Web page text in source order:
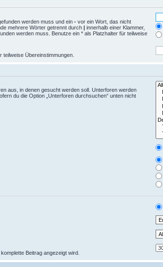
werden muss und ein - vor ein Wort, das nicht
mehrere Wörter getrennt durch | innerhalb einer Klammer,
werden muss. Benutze ein * als Platzhalter für teilweise
teilweise Übereinstimmungen.
aus, in denen gesucht werden soll. Unterforen werden
du die Option „Unterforen durchsuchen“ unten nicht
Beitrag angezeigt wird.